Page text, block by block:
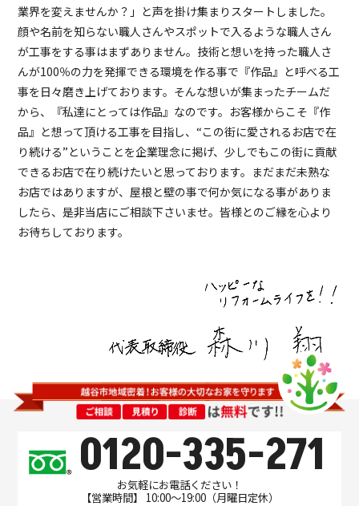
業界を変えませんか？」と声を掛け集まりスタートしました。
顔や名前を知らない職人さんやスポットで入るような職人さん
が工事をする事はまずありません。技術と想いを持った職人さ
んが100％の力を発揮できる環境を作る事で『作品』と呼べる工
事を日々磨き上げております。そんな想いが集まったチームだ
から、『私達にとっては作品』なのです。お客様からこそ『作
品』と想って頂ける工事を目指し、“この街に愛されるお店で在
り続ける”ということを企業理念に掲げ、少しでもこの街に貢献
できるお店で在り続けたいと思っております。まだまだ未熟な
お店ではありますが、屋根と壁の事で何か気になる事がありま
したら、是非当店にご相談下さいませ。皆様とのご縁を心より
お待ちしております。
0120-335-271
お気軽にお電話ください！
【営業時間】 10:00～19:00（月曜日定休）